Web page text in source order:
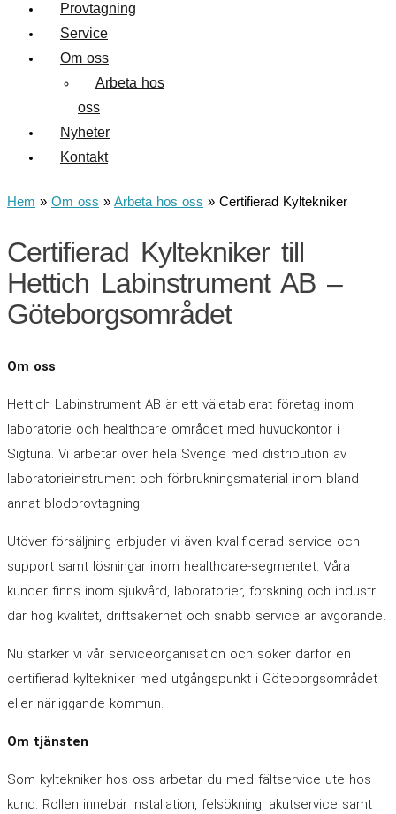
Provtagning
Service
Om oss
Arbeta hos
oss
Nyheter
Kontakt
Hem » Om oss » Arbeta hos oss » Certifierad Kyltekniker
Certifierad Kyltekniker till
Hettich Labinstrument AB –
Göteborgsområdet
Om oss
Hettich Labinstrument AB är ett väletablerat företag inom
laboratorie och healthcare området med huvudkontor i
Sigtuna. Vi arbetar över hela Sverige med distribution av
laboratorieinstrument och förbrukningsmaterial inom bland
annat blodprovtagning.
Utöver försäljning erbjuder vi även kvalificerad service och
support samt lösningar inom healthcare-segmentet. Våra
kunder finns inom sjukvård, laboratorier, forskning och industri
där hög kvalitet, driftsäkerhet och snabb service är avgörande.
Nu stärker vi vår serviceorganisation och söker därför en
certifierad kyltekniker med utgångspunkt i Göteborgsområdet
eller närliggande kommun.
Om tjänsten
Som kyltekniker hos oss arbetar du med fältservice ute hos
kund. Rollen innebär installation, felsökning, akutservice samt